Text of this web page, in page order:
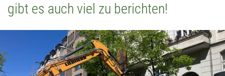
gibt es auch viel zu berichten!